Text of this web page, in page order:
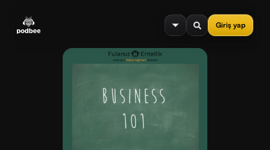
Giriş yap
menu